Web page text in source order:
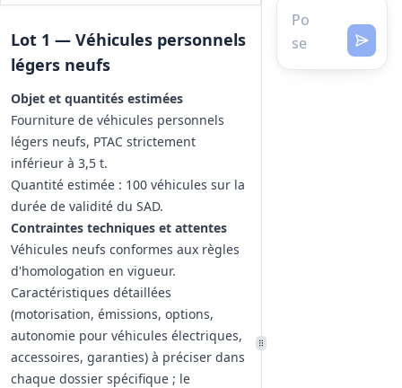
Lot 1 — Véhicules personnels
légers neufs
Objet et quantités estimées
Fourniture de véhicules personnels
légers neufs, PTAC strictement
inférieur à 3,5 t.
Quantité estimée : 100 véhicules sur la
durée de validité du SAD.
Contraintes techniques et attentes
Véhicules neufs conformes aux règles
d'homologation en vigueur.
Caractéristiques détaillées
(motorisation, émissions, options,
autonomie pour véhicules électriques,
accessoires, garanties) à préciser dans
chaque dossier spécifique ; le